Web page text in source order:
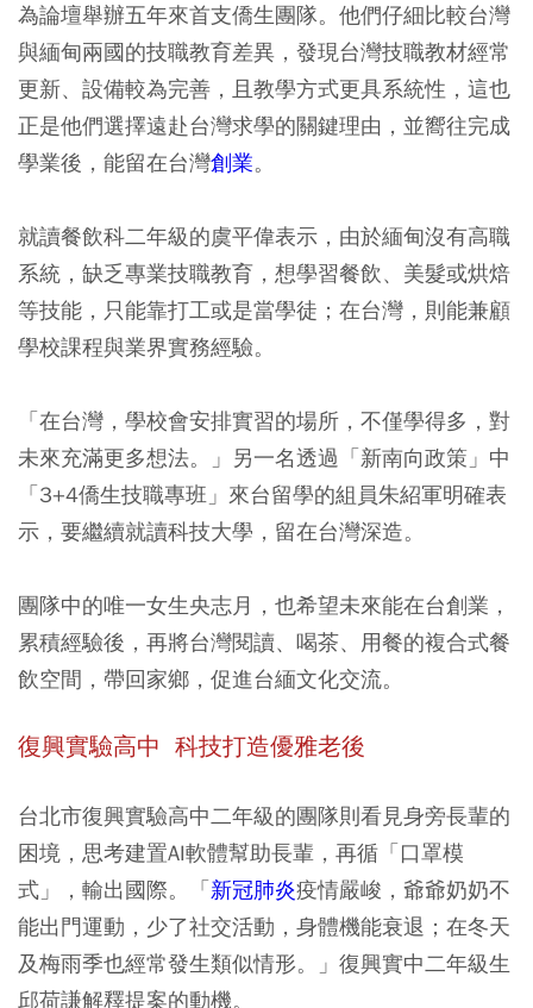
為論壇舉辦五年來首支僑生團隊。他們仔細比較台灣
與緬甸兩國的技職教育差異，發現台灣技職教材經常
更新、設備較為完善，且教學方式更具系統性，這也
正是他們選擇遠赴台灣求學的關鍵理由，並嚮往完成
學業後，能留在台灣創業。
就讀餐飲科二年級的虞平偉表示，由於緬甸沒有高職
系統，缺乏專業技職教育，想學習餐飲、美髮或烘焙
等技能，只能靠打工或是當學徒；在台灣，則能兼顧
學校課程與業界實務經驗。
「在台灣，學校會安排實習的場所，不僅學得多，對
未來充滿更多想法。」另一名透過「新南向政策」中
「3+4僑生技職專班」來台留學的組員朱紹軍明確表
示，要繼續就讀科技大學，留在台灣深造。
團隊中的唯一女生央志月，也希望未來能在台創業，
累積經驗後，再將台灣閱讀、喝茶、用餐的複合式餐
飲空間，帶回家鄉，促進台緬文化交流。
復興實驗高中 科技打造優雅老後
台北市復興實驗高中二年級的團隊則看見身旁長輩的
困境，思考建置AI軟體幫助長輩，再循「口罩模
式」，輸出國際。「新冠肺炎疫情嚴峻，爺爺奶奶不
能出門運動，少了社交活動，身體機能衰退；在冬天
及梅雨季也經常發生類似情形。」復興實中二年級生
邱荷謙解釋提案的動機。